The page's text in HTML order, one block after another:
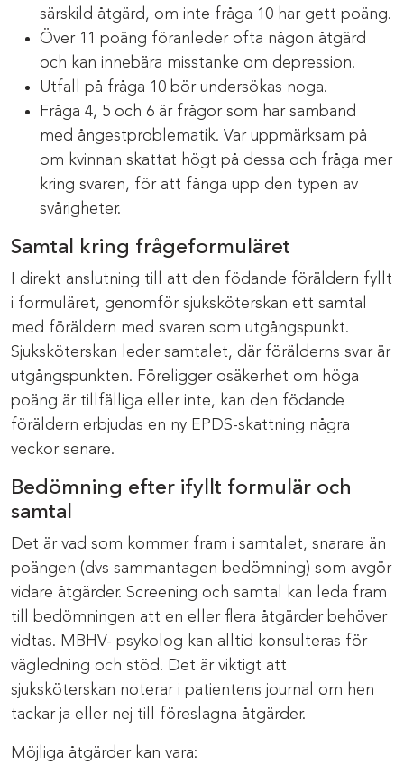
särskild åtgärd, om inte fråga 10 har gett poäng.
Över 11 poäng föranleder ofta någon åtgärd
och kan innebära misstanke om depression.
Utfall på fråga 10 bör undersökas noga.
Fråga 4, 5 och 6 är frågor som har samband
med ångestproblematik. Var uppmärksam på
om kvinnan skattat högt på dessa och fråga mer
kring svaren, för att fånga upp den typen av
svårigheter.
Samtal kring frågeformuläret
I direkt anslutning till att den födande föräldern fyllt
i formuläret, genomför sjuksköterskan ett samtal
med föräldern med svaren som utgångspunkt.
Sjuksköterskan leder samtalet, där förälderns svar är
utgångspunkten. Föreligger osäkerhet om höga
poäng är tillfälliga eller inte, kan den födande
föräldern erbjudas en ny EPDS-skattning några
veckor senare.
Bedömning efter ifyllt formulär och
samtal
Det är vad som kommer fram i samtalet, snarare än
poängen (dvs sammantagen bedömning) som avgör
vidare åtgärder. Screening och samtal kan leda fram
till bedömningen att en eller flera åtgärder behöver
vidtas. MBHV- psykolog kan alltid konsulteras för
vägledning och stöd. Det är viktigt att
sjuksköterskan noterar i patientens journal om hen
tackar ja eller nej till föreslagna åtgärder.
Möjliga åtgärder kan vara: